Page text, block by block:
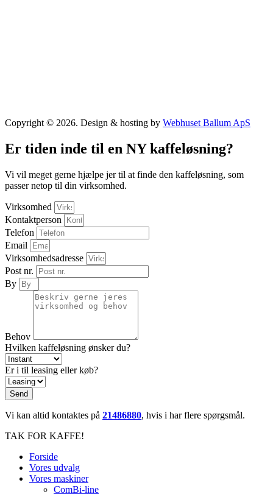
Copyright © 2026. Design & hosting by Webhuset Ballum ApS
Er tiden inde til en NY kaffeløsning?
Vi vil meget gerne hjælpe jer til at finde den kaffeløsning, som
passer netop til din virksomhed.
Virksomhed
Kontaktperson
Telefon
Email
Virksomhedsadresse
Post nr.
By
Behov
Hvilken kaffeløsning ønsker du?
Er i til leasing eller køb?
Send
Vi kan altid kontaktes på 21486880, hvis i har flere spørgsmål.
TAK FOR KAFFE!
Forside
Vores udvalg
Vores maskiner
ComBi-line